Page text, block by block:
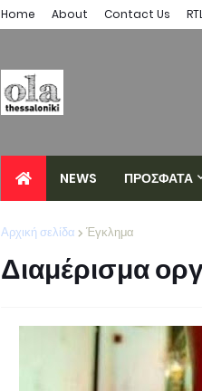
Home About Contact Us
NEWS ΠΡΟΣΦΑΤΑ
Αρχική σελίδα Έγκλημα
Διαμέρισμα